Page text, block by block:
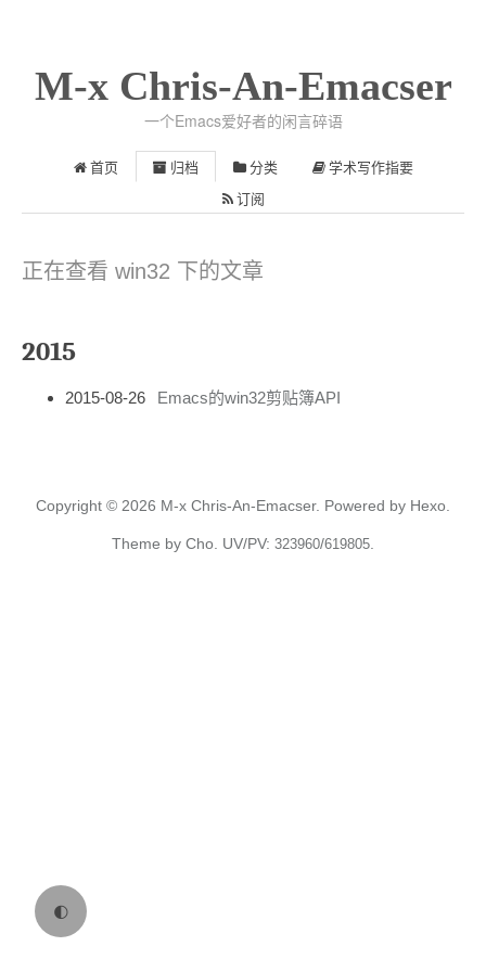
🌓
M-x Chris-An-Emacser
一个Emacs爱好者的闲言碎语
首页 归档 分类 学术写作指要
订阅
正在查看 win32 下的文章
2015
2015-08-26 Emacs的win32剪贴簿API
Copyright © 2026 M-x Chris-An-Emacser. Powered by Hexo.
Theme by Cho. UV/PV: 323960/619805.